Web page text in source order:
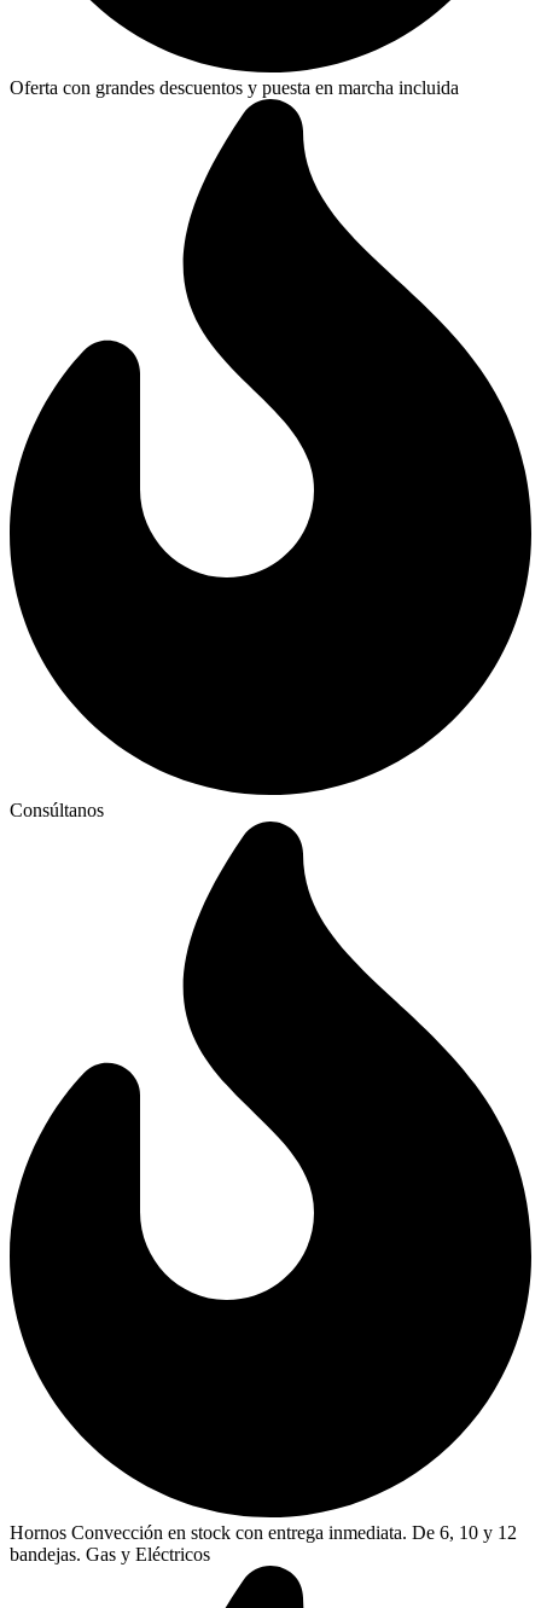
Oferta con grandes descuentos y puesta en marcha incluida
Consúltanos
Hornos Convección en stock con entrega inmediata. De 6, 10 y 12
bandejas. Gas y Eléctricos